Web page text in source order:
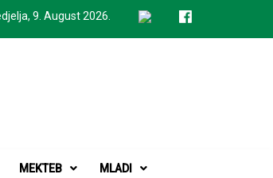
9. August 2026.
MEKTEB MLADI